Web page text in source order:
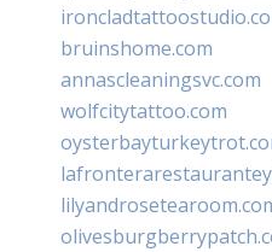
bruinshome.com
annascleaningsvc.com
wolfcitytattoo.com